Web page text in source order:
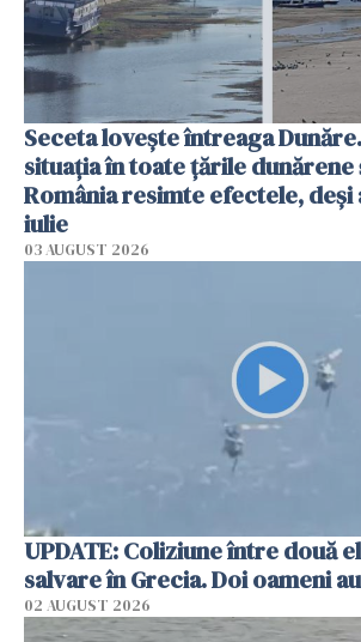
Seceta lovește întreaga
situația în toate țările dunărene
România resimte efectele, deși
iulie
03 AUGUST 2026
UPDATE: Coliziune între două
salvare în Grecia. Doi oameni
02 AUGUST 2026